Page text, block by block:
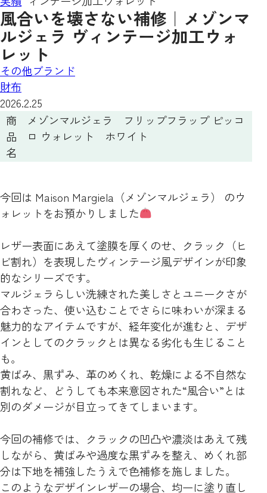
風合いを壊さない補修｜メゾンマ
ルジェラ ヴィンテージ加工ウォ
レット
その他ブランド
財布
2026.2.25
商
品
名
メゾンマルジェラ フリップフラップ ピッコ
ロ ウォレット ホワイト
今回は Maison Margiela（メゾンマルジェラ） のウ
ォレットをお預かりしました
レザー表面にあえて塗膜を厚くのせ、クラック（ヒ
ビ割れ）を表現したヴィンテージ風デザインが印象
的なシリーズです。
マルジェラらしい洗練された美しさとユニークさが
合わさった、使い込むことでさらに味わいが深まる
魅力的なアイテムですが、経年変化が進むと、デザ
インとしてのクラックとは異なる劣化も生じること
も。
黄ばみ、黒ずみ、革のめくれ、乾燥による不自然な
割れなど、どうしても本来意図された“風合い”とは
別のダメージが目立ってきてしまいます。
今回の補修では、クラックの凹凸や濃淡はあえて残
しながら、黄ばみや過度な黒ずみを整え、めくれ部
分は下地を補強したうえで色補修を施しました。
このようなデザインレザーの場合、均一に塗り直し